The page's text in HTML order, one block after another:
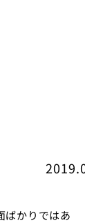
ばかりではあ